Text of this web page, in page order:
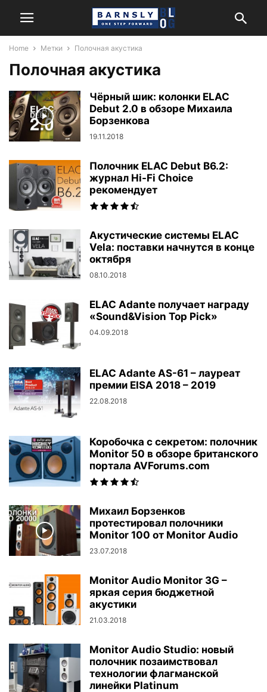
Home Метки Полочная акустика
Полочная акустика
Чёрный шик: колонки ELAC
Debut 2.0 в обзоре Михаила
Борзенкова
19.11.2018
Полочник ELAC Debut B6.2:
журнал Hi-Fi Choice
рекомендует
Акустические системы ELAC
Vela: поставки начнутся в конце
октября
08.10.2018
ELAC Adante получает награду
«Sound&Vision Top Pick»
04.09.2018
ELAC Adante AS-61 – лауреат
премии EISA 2018 – 2019
22.08.2018
Коробочка с секретом: полочник
Monitor 50 в обзоре британского
портала AVForums.com
Михаил Борзенков
протестировал полочники
Monitor 100 от Monitor Audio
23.07.2018
Monitor Audio Monitor 3G –
яркая серия бюджетной
акустики
21.03.2018
Monitor Audio Studio: новый
полочник позаимствовал
технологии флагманской
линейки Platinum